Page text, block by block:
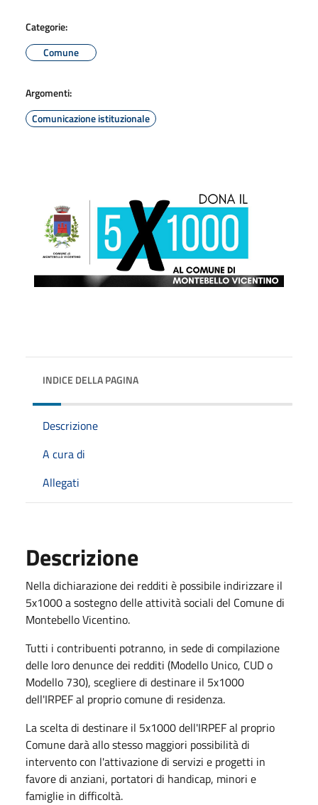
Categorie:
Comune
Argomenti:
Comunicazione istituzionale
INDICE DELLA PAGINA
Descrizione
A cura di
Allegati
Descrizione
Nella dichiarazione dei redditi è possibile indirizzare il
5x1000 a sostegno delle attività sociali del Comune di
Montebello Vicentino.
Tutti i contribuenti potranno, in sede di compilazione
delle loro denunce dei redditi (Modello Unico, CUD o
Modello 730), scegliere di destinare il 5x1000
dell'IRPEF al proprio comune di residenza.
La scelta di destinare il 5x1000 dell'IRPEF al proprio
Comune darà allo stesso maggiori possibilità di
intervento con l'attivazione di servizi e progetti in
favore di anziani, portatori di handicap, minori e
famiglie in difficoltà.